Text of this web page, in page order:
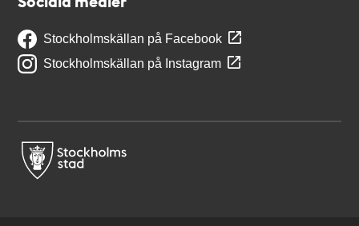
Stockholmskällan på Facebook
Stockholmskällan på Instagram